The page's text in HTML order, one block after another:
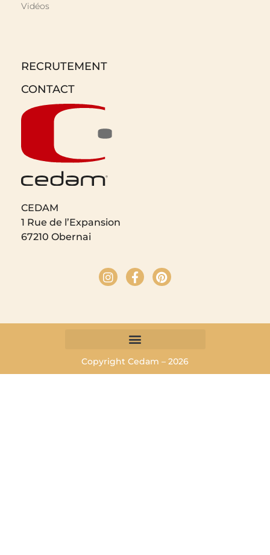
Vidéos
RECRUTEMENT
CONTACT
CEDAM
1 Rue de l’Expansion
67210 Obernai
Copyright Cedam – 2026